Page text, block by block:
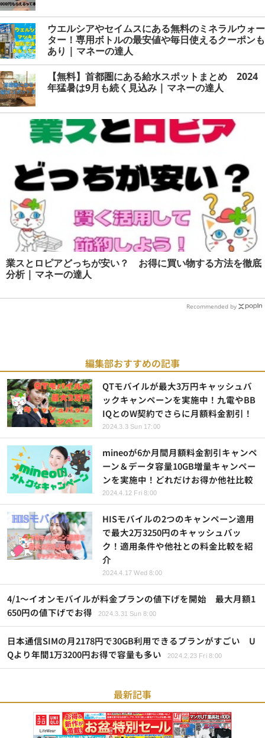
ウエルシアやセイムスにある無料のミネラルウォー
ター！専用ボトルの最安値や毎日使えるクーポンも
あり | マネーの達人
【無料】首都圏にある給水スポットまとめ 2024
年猛暑は9月も続く見込み | マネーの達人
業スとロピアどっちが安い？ お得に買い物する方法を徹底
分析 | マネーの達人
Recommended by
編集部おすすめの記事
QTモバイルが最大3万円キャッシュバ
ックキャンペーンを実施中！九電やBB
IQとのW契約でさらに月額料金割引！
2024.3.3 Sun 17:00
mineoが6か月間月額料金割引キャンペ
ーン＆データ容量10GB増量キャンペー
ンを実施中！どれだけお得か他社比較
2024.4.12 Fri 8:00
HISモバイルの2つのキャンペーン適用
で最大2万3250円のキャッシュバッ
ク！適用条件や他社との料金比較を紹
介
2024.4.17 Wed 8:00
4/1～イオンモバイルが料金プランの値下げを開始 最大月額1
650円の値下げでお得
2024.3.31 Sun 8:00
日本通信SIMの月2178円で30GB利用できるプランがすごい U
Qより年間1万3200円お得で容量も多い
2024.2.23 Fri 8:00
最新記事